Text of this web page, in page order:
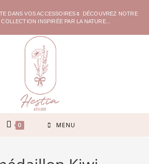
DANS VOS ACCESSOIRES🌷 DÉCOUVREZ NOTRE
INSPIRÉE PAR LA NATURE...
0 MENU